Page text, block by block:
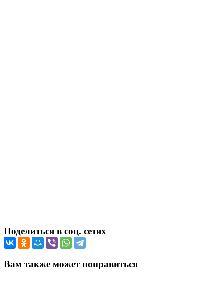
Поделиться в соц. сетях
Вам также может понравиться